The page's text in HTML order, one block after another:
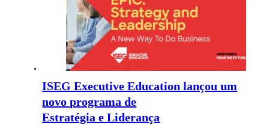
ISEG Executive Education lançou um
novo programa de
Estratégia e Liderança